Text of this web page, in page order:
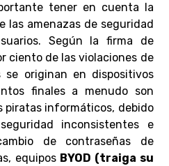
tener en cuenta la
las amenazas de seguridad
Según la firma de
ciento de las violaciones de
se originan en dispositivos
finales a menudo son
piratas informáticos, debido
inconsistentes e
de contraseñas de
equipos BYOD (traiga su